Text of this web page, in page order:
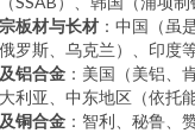
板材与长材 ：中国（虽
罗斯、乌克兰）、印度等
铝合金 ：美国（美铝、
利亚、中东地区（依托
铜合金 ：智利、秘鲁、